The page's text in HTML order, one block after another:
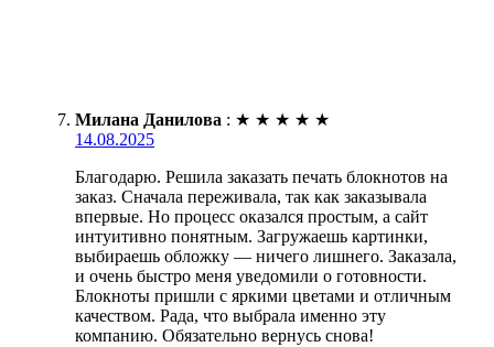
Милана Данилова : ★ ★ ★ ★ ★
14.08.2025
Благодарю. Решила заказать печать блокнотов на
заказ. Сначала переживала, так как заказывала
впервые. Но процесс оказался простым, а сайт
интуитивно понятным. Загружаешь картинки,
выбираешь обложку — ничего лишнего. Заказала,
и очень быстро меня уведомили о готовности.
Блокноты пришли с яркими цветами и отличным
качеством. Рада, что выбрала именно эту
компанию. Обязательно вернусь снова!